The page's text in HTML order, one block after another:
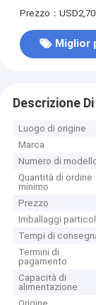
Prezzo：
Miglior
Descrizione
Luogo di origine
Marca
Numero di
Quantità di ordine
minimo
Prezzo
Imballaggi
Tempi di
Termini di
pagamento
Capacità di
alimentazione